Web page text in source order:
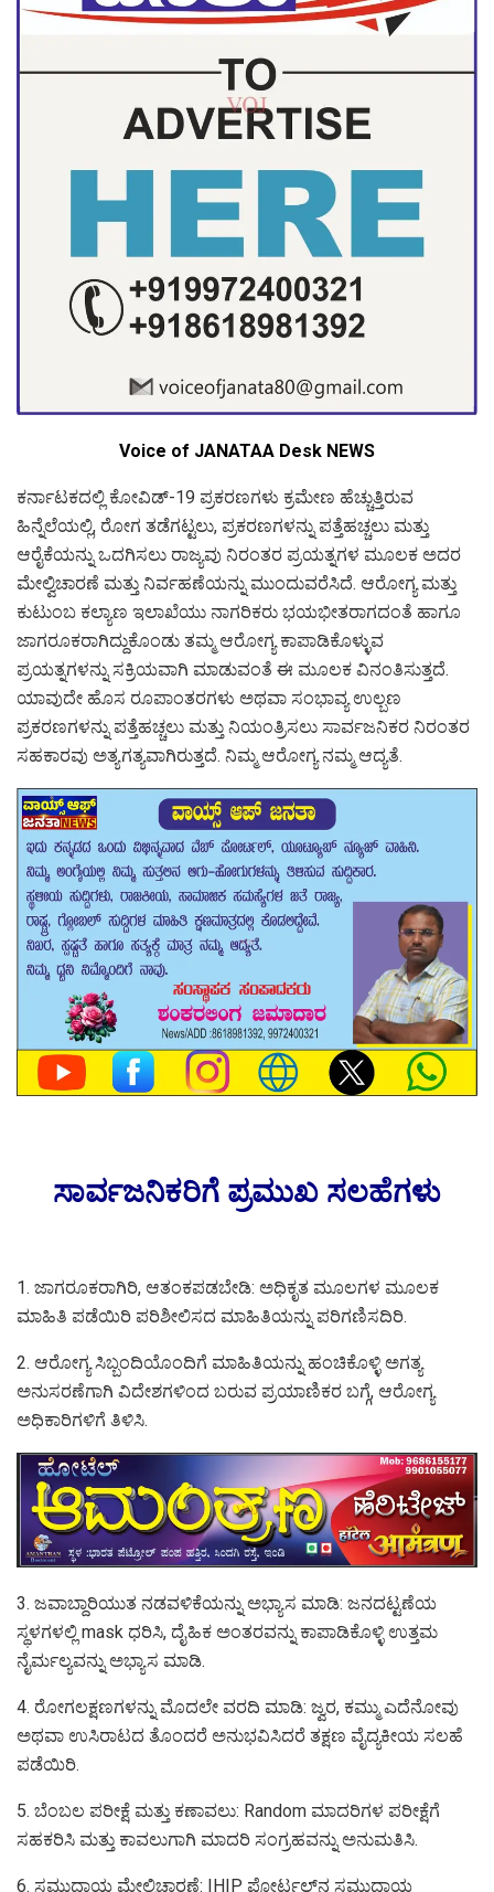
Voice of JANATAA Desk NEWS
ಕರ್ನಾಟಕದಲ್ಲಿ ಕೋವಿಡ್-19 ಪ್ರಕರಣಗಳು ಕ್ರಮೇಣ ಹೆಚ್ಚುತ್ತಿರುವ
ಹಿನ್ನೆಲೆಯಲ್ಲಿ, ರೋಗ ತಡೆಗಟ್ಟಲು, ಪ್ರಕರಣಗಳನ್ನು ಪತ್ತೆಹಚ್ಚಲು ಮತ್ತು
ಆರೈಕೆಯನ್ನು ಒದಗಿಸಲು ರಾಜ್ಯವು ನಿರಂತರ ಪ್ರಯತ್ನಗಳ ಮೂಲಕ ಅದರ
ಮೇಲ್ವಿಚಾರಣೆ ಮತ್ತು ನಿರ್ವಹಣೆಯನ್ನು ಮುಂದುವರೆಸಿದೆ. ಆರೋಗ್ಯ ಮತ್ತು
ಕುಟುಂಬ ಕಲ್ಯಾಣ ಇಲಾಖೆಯು ನಾಗರಿಕರು ಭಯಭೀತರಾಗದಂತೆ ಹಾಗೂ
ಜಾಗರೂಕರಾಗಿದ್ದುಕೊಂಡು ತಮ್ಮ ಆರೋಗ್ಯ ಕಾಪಾಡಿಕೊಳ್ಳುವ
ಪ್ರಯತ್ನಗಳನ್ನು ಸಕ್ರಿಯವಾಗಿ ಮಾಡುವಂತೆ ಈ ಮೂಲಕ ವಿನಂತಿಸುತ್ತದೆ.
ಯಾವುದೇ ಹೊಸ ರೂಪಾಂತರಗಳು ಅಥವಾ ಸಂಭಾವ್ಯ ಉಲ್ಬಣ
ಪ್ರಕರಣಗಳನ್ನು ಪತ್ತೆಹಚ್ಚಲು ಮತ್ತು ನಿಯಂತ್ರಿಸಲು ಸಾರ್ವಜನಿಕರ ನಿರಂತರ
ಸಹಕಾರವು ಅತ್ಯಗತ್ಯವಾಗಿರುತ್ತದೆ. ನಿಮ್ಮ ಆರೋಗ್ಯ ನಮ್ಮ ಆದ್ಯತೆ.
ಸಾರ್ವಜನಿಕರಿಗೆ ಪ್ರಮುಖ ಸಲಹೆಗಳು
1. ಜಾಗರೂಕರಾಗಿರಿ, ಆತಂಕಪಡಬೇಡಿ: ಅಧಿಕೃತ ಮೂಲಗಳ ಮೂಲಕ
ಮಾಹಿತಿ ಪಡೆಯಿರಿ ಪರಿಶೀಲಿಸದ ಮಾಹಿತಿಯನ್ನು ಪರಿಗಣಿಸದಿರಿ.
2. ಆರೋಗ್ಯ ಸಿಬ್ಬಂದಿಯೊಂದಿಗೆ ಮಾಹಿತಿಯನ್ನು ಹಂಚಿಕೊಳ್ಳಿ ಅಗತ್ಯ
ಅನುಸರಣೆಗಾಗಿ ವಿದೇಶಗಳಿಂದ ಬರುವ ಪ್ರಯಾಣಿಕರ ಬಗ್ಗೆ, ಆರೋಗ್ಯ
ಅಧಿಕಾರಿಗಳಿಗೆ ತಿಳಿಸಿ.
3. ಜವಾಬ್ದಾರಿಯುತ ನಡವಳಿಕೆಯನ್ನು ಅಭ್ಯಾಸ ಮಾಡಿ: ಜನದಟ್ಟಣೆಯ
ಸ್ಥಳಗಳಲ್ಲಿ mask ಧರಿಸಿ, ದೈಹಿಕ ಅಂತರವನ್ನು ಕಾಪಾಡಿಕೊಳ್ಳಿ ಉತ್ತಮ
ನೈರ್ಮಲ್ಯವನ್ನು ಅಭ್ಯಾಸ ಮಾಡಿ.
4. ರೋಗಲಕ್ಷಣಗಳನ್ನು ಮೊದಲೇ ವರದಿ ಮಾಡಿ: ಜ್ವರ, ಕಮ್ಮು ಎದೆನೋವು
ಅಥವಾ ಉಸಿರಾಟದ ತೊಂದರೆ ಅನುಭವಿಸಿದರೆ ತಕ್ಷಣ ವೈದ್ಯಕೀಯ ಸಲಹೆ
ಪಡೆಯಿರಿ.
5. ಬೆಂಬಲ ಪರೀಕ್ಷೆ ಮತ್ತು ಕಣಾವಲು: Random ಮಾದರಿಗಳ ಪರೀಕ್ಷೆಗೆ
ಸಹಕರಿಸಿ ಮತ್ತು ಕಾವಲುಗಾಗಿ ಮಾದರಿ ಸಂಗ್ರಹವನ್ನು ಅನುಮತಿಸಿ.
6. ಸಮುದಾಯ ಮೇಲ್ವಿಚಾರಣೆ: IHIP ಪೋರ್ಟಲ್‌ನ ಸಮುದಾಯ